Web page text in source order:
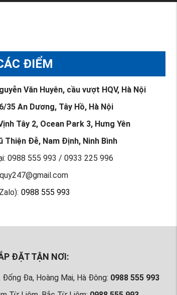
ĐIỂM
Văn Huyên, cầu vượt HQV, Hà Nội
35 An Dương, Tây Hồ, Hà Nội
Tây 2, Ocean Park 3, Hưng Yên
Thiện Đễ, Nam Định, Ninh Bình
0988 555 993 / 0933 225 996
0988 555 993
ĐẶT TẬN NƠI:
Đống Đa, Hoàng Mai, Hà Đông: 0988 555 993